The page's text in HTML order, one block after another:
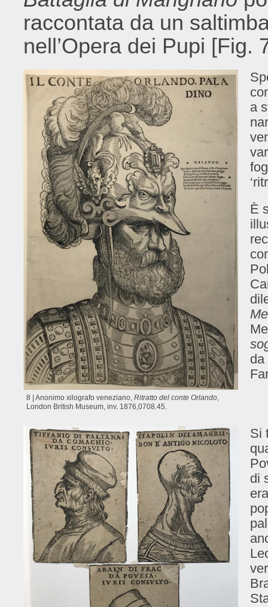
raccontata da un
nell’Opera dei Pupi [Fig.
8 | Anonimo xilografo veneziano,Ritratto del conte Orlando
London British Museum, inv. 1876,0708.45.
a
È
da
Si
di